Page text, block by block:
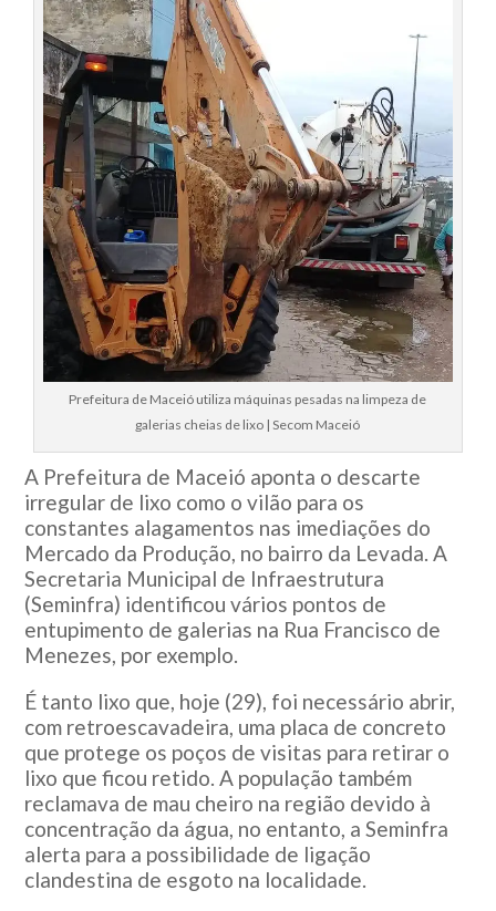
Prefeitura de Maceió utiliza máquinas pesadas na limpeza de
galerias cheias de lixo | Secom Maceió
A Prefeitura de Maceió aponta o descarte
irregular de lixo como o vilão para os
constantes alagamentos nas imediações do
Mercado da Produção, no bairro da Levada. A
Secretaria Municipal de Infraestrutura
(Seminfra) identificou vários pontos de
entupimento de galerias na Rua Francisco de
Menezes, por exemplo.
É tanto lixo que, hoje (29), foi necessário abrir,
com retroescavadeira, uma placa de concreto
que protege os poços de visitas para retirar o
lixo que ficou retido. A população também
reclamava de mau cheiro na região devido à
concentração da água, no entanto, a Seminfra
alerta para a possibilidade de ligação
clandestina de esgoto na localidade.